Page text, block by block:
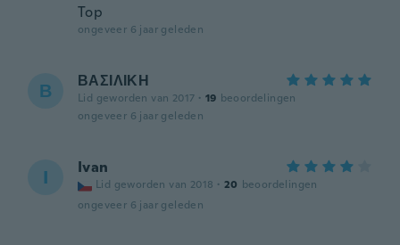
Top
ongeveer 6 jaar geleden
Β ΒΑΣΙΛΙΚΗ
Lid geworden van 2017 · 19 beoordelingen
ongeveer 6 jaar geleden
I Ivan
Lid geworden van 2018 · 20 beoordelingen
ongeveer 6 jaar geleden